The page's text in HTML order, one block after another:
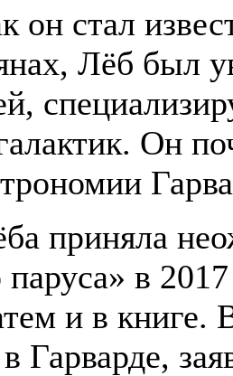
он стал
Лёб был
Он
приняла
паруса» в
и в
Гарварде,